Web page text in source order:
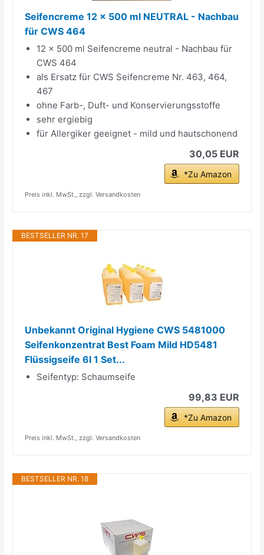
Seifencreme 12 x 500 ml NEUTRAL - Nachbau
für CWS 464
12 x 500 ml Seifencreme neutral - Nachbau für
CWS 464
als Ersatz für CWS Seifencreme Nr. 463, 464,
467
ohne Farb-, Duft- und Konservierungsstoffe
sehr ergiebig
für Allergiker geeignet - mild und hautschonend
30,05 EUR
*Zu Amazon
Preis inkl. MwSt., zzgl. Versandkosten
BESTSELLER NR. 17
Unbekannt Original Hygiene CWS 5481000
Seifenkonzentrat Best Foam Mild HD5481
Flüssigseife 6l 1 Set...
Seifentyp: Schaumseife
99,83 EUR
*Zu Amazon
Preis inkl. MwSt., zzgl. Versandkosten
BESTSELLER NR. 18